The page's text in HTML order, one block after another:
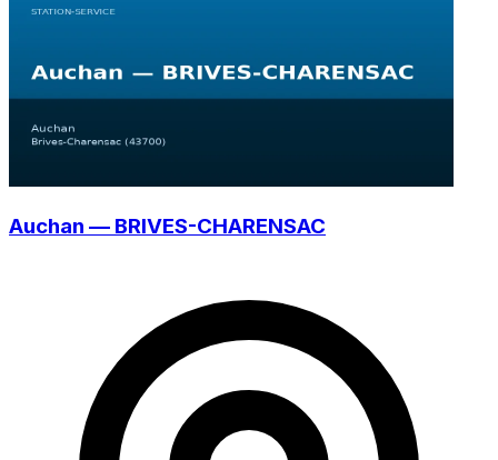
Auchan — BRIVES-CHARENSAC